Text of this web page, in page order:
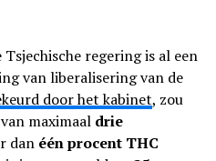
regering is al een
van liberalisering van de
door het kabinet, zou
maximaal drie
dan één procent THC